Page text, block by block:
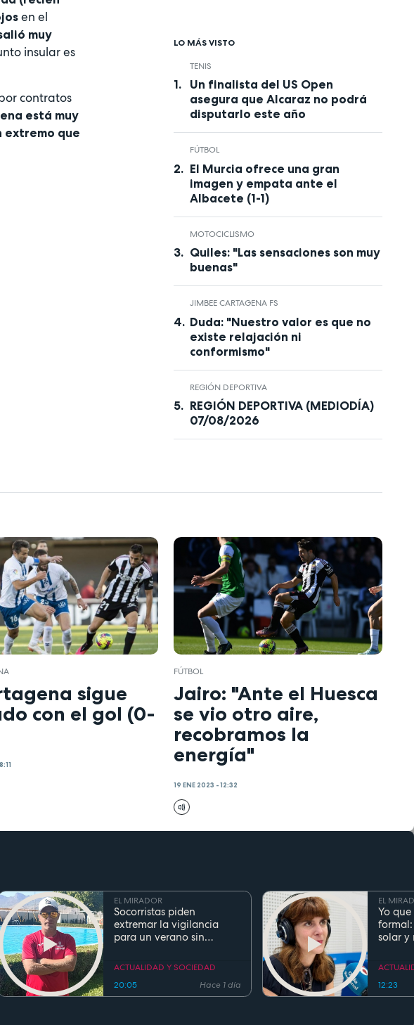
en el
muy
insular es
contratos
está muy
extremo que
LO MÁS VISTO
TENIS
Un finalista del US Open
asegura que Alcaraz no podrá
disputarlo este año
FÚTBOL
El Murcia ofrece una gran
imagen y empata ante el
Albacete (1-1)
MOTOCICLISMO
Quiles: "Las sensaciones son muy
buenas"
JIMBEE CARTAGENA FS
Duda: "Nuestro valor es que no
existe relajación ni
conformismo"
REGIÓN DEPORTIVA
REGIÓN DEPORTIVA (MEDIODÍA)
07/08/2026
sigue
con el gol (0-
FÚTBOL
Jairo: "Ante el Huesca
se vio otro aire,
recobramos la
energía"
19 ENE 2023 - 12:32
EL MIRADOR
Socorristas piden
extremar la vigilancia
para un verano sin
regla de los 5 segundos
ACTUALIDAD Y SOCIEDAD
20:05
Hace 1 día
EL
Yo
solar y
12:23